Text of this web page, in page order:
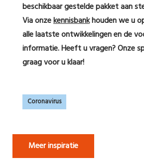
beschikbaar gestelde pakket aan
Via onzekennisbankhouden we u
alle laatste ontwikkelingen en de
informatie. Heeft u vragen? Onze
graag voor u klaar!
Coronavirus
Meer inspiratie